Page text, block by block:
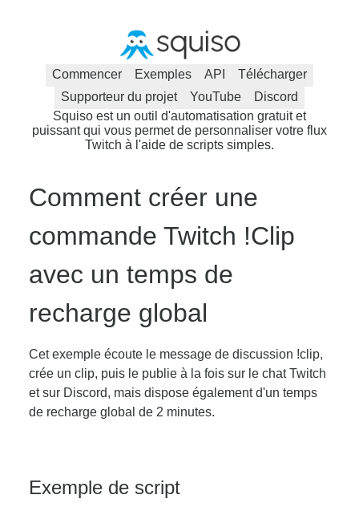
Commencer Exemples API
Télécharger
Supporteur du projet
YouTube
Discord
Squiso est un outil d'automatisation gratuit et
puissant qui vous permet de personnaliser votre flux
Twitch à l'aide de scripts simples.
Comment créer une
commande Twitch !Clip
avec un temps de
recharge global
Cet exemple écoute le message de discussion !clip,
crée un clip, puis le publie à la fois sur le chat Twitch
et sur Discord, mais dispose également d'un temps
de recharge global de 2 minutes.
Exemple de script